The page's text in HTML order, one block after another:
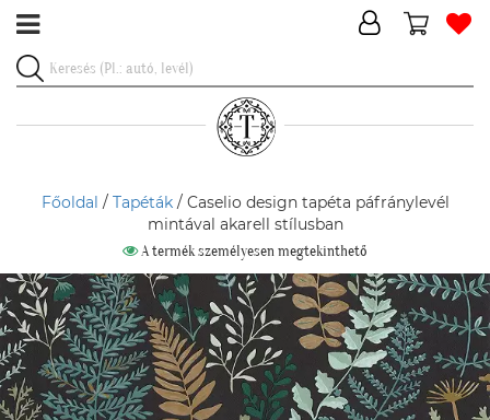
Főoldal / Tapéták/ Caselio design tapéta páfránylevél
mintával akarell stílusban
A termék személyesen megtekinthető